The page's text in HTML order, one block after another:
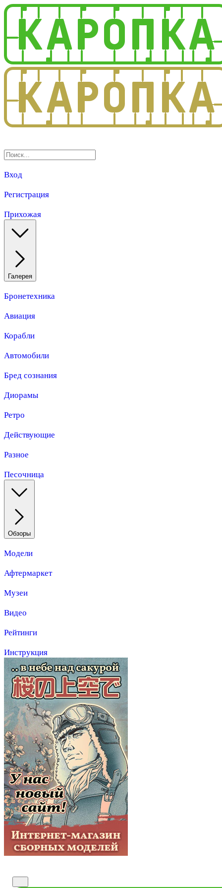
Вход
Регистрация
Прихожая
Галерея
Бронетехника
Авиация
Корабли
Автомобили
Бред сознания
Диорамы
Ретро
Действующие
Разное
Песочница
Обзоры
Модели
Афтермаркет
Музеи
Видео
Рейтинги
Инструкция